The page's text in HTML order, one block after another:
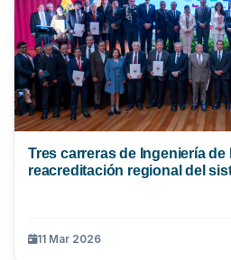
Tres carreras de Ingeniería de
reacreditación regional del
11 Mar 2026